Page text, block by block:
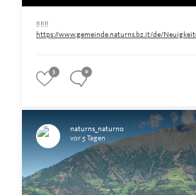
‼️‼️‼️
https://www.gemeinde.naturns.bz.it/de/
3 0
naturns_naturno
vor 5 Tagen